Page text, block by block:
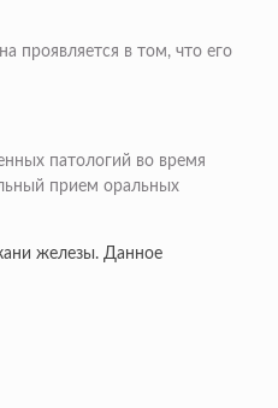
проявляется в том, что его
патологий во время
прием оральных
железы. Данное